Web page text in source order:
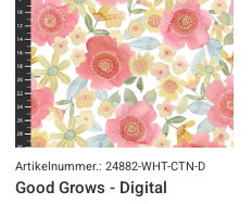
Artikelnummer.: 24882-WHT-CTN-D
Good Grows - Digital